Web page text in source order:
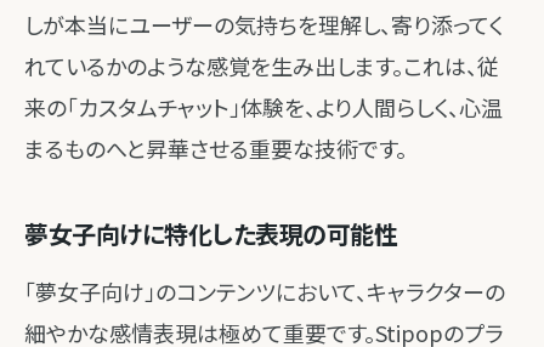
しが本当にユーザーの気持ちを理解し、寄り添ってく
れているかのような感覚を生み出します。これは、従
来の「カスタムチャット」体験を、より人間らしく、心温
まるものへと昇華させる重要な技術です。
夢女子向けに特化した表現の可能性
「夢女子向け」のコンテンツにおいて、キャラクターの
細やかな感情表現は極めて重要です。Stipopのプラ